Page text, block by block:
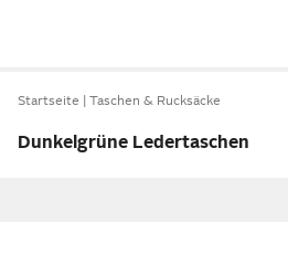
Startseite Taschen & Rucksäcke
Dunkelgrüne Ledertaschen